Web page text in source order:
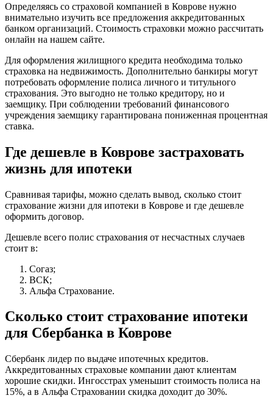
Определяясь со страховой компанией в Коврове нужно
внимательно изучить все предложения аккредитованных
банком организаций. Стоимость страховки можно рассчитать
онлайн на нашем сайте.
Для оформления жилищного кредита необходима только
страховка на недвижимость. Дополнительно банкиры могут
потребовать оформление полиса личного и титульного
страхования. Это выгодно не только кредитору, но и
заемщику. При соблюдении требований финансового
учреждения заемщику гарантирована пониженная процентная
ставка.
Где дешевле в Коврове застраховать
жизнь для ипотеки
Сравнивая тарифы, можно сделать вывод, сколько стоит
страхование жизни для ипотеки в Коврове и где дешевле
оформить договор.
Дешевле всего полис страхования от несчастных случаев
стоит в:
Согаз;
ВСК;
Альфа Страхование.
Сколько стоит страхование ипотеки
для Сбербанка в Коврове
Сбербанк лидер по выдаче ипотечных кредитов.
Аккредитованных страховые компании дают клиентам
хорошие скидки. Ингосстрах уменьшит стоимость полиса на
15%, а в Альфа Страховании скидка доходит до 30%.